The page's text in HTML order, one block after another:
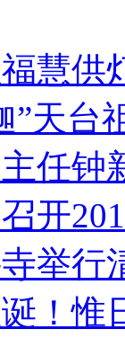
慧供
”天台
任钟
开
举行
！惟